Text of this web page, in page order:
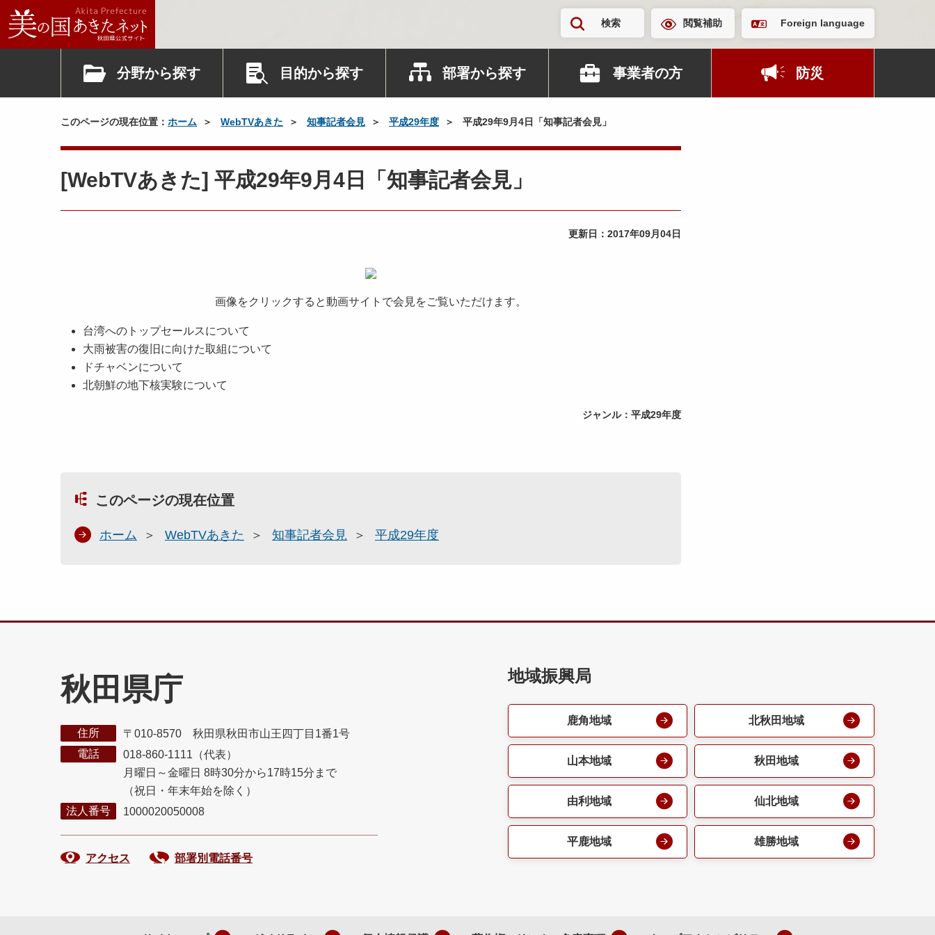
検索 閲覧補助 Foreign language
分野から探す 目的から探す 部署から探す 事業者の方 防災
このページの現在位置： ホーム WebTVあきた 知事記者会見 平成29年度 平成29年9月4日「知事記者会見」
[WebTVあきた] 平成29年9月4日「知事記者会見」
更新日： 2017年09月04日
画像をクリックすると動画サイトで会見をご覧いただけます。
台湾へのトップセールスについて
大雨被害の復旧に向けた取組について
ドチャベンについて
北朝鮮の地下核実験について
ジャンル：平成29年度
このページの現在位置
ホーム WebTVあきた 知事記者会見 平成29年度
秋田県庁
住所
〒010-8570 秋田県秋田市山王四丁目1番1号
電話
018-860-1111（代表）
月曜日～金曜日 8時30分から17時15分まで
（祝日・年末年始を除く）
法人番号
1000020050008
アクセス 部署別電話番号
地域振興局
鹿角地域 北秋田地域
山本地域 秋田地域
由利地域 仙北地域
平鹿地域 雄勝地域